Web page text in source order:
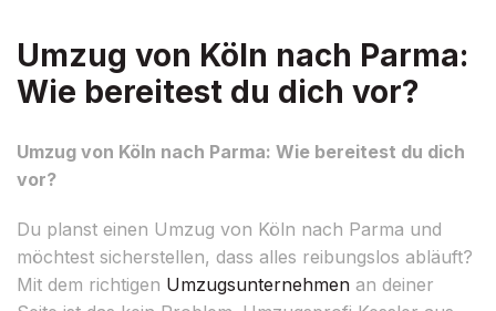
Umzug von Köln nach Parma:
Wie bereitest du dich vor?
Umzug von Köln nach Parma: Wie bereitest du dich
vor?
Du planst einen Umzug von Köln nach Parma und
möchtest sicherstellen, dass alles reibungslos abläuft?
Mit dem richtigen Umzugsunternehmen an deiner